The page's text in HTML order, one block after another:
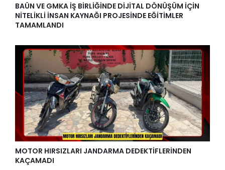
BAÜN VE GMKA İŞ BİRLİĞİNDE DİJİTAL DÖNÜŞÜM İÇİN
NİTELİKLİ İNSAN KAYNAĞI PROJESİNDE EĞİTİMLER
TAMAMLANDI
MOTOR HIRSIZLARI JANDARMA DEDEKTİFLERİNDEN
KAÇAMADI